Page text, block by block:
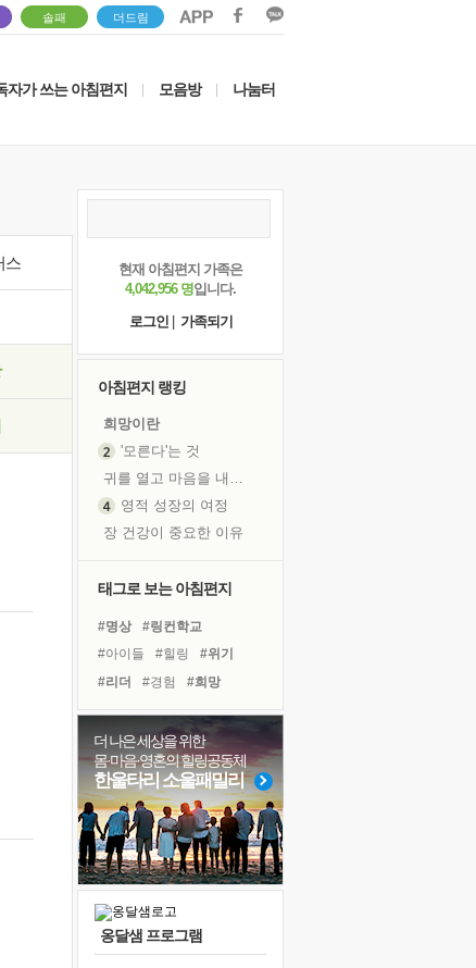
솔패 더드림
자가 쓰는 아침편지 모음방 나눔터
스
현재 아침편지 가족은
4,042,956 명입니다.
로그인
가족되기
아침편지 랭킹
희망이란
'모른다'는 것
귀를 열고 마음을 내어주고
영적 성장의 여정
장 건강이 중요한 이유
흙이 된 몸으로 출근하는 여자
꿈이 실제가 되는 것
'말 타는 법'을 먼저
아픈 아버지를 위한 공간 설계
졸업식 사진을 보며
극심한 변비, 어깨결림, 수면 장애
보고 싶은 어머니
마음이 멈춰 버린 곳
못된 꼰대들
태그로 보는 아침편지
#명상
#링컨학교
#아이들
#힐링
#위기
#리더
#경험
#희망
#친구
#바이러스
#독서
#나눔
#건강
#도움
#선택
#계획
#다짐
#사람
#극복
#독서캠프
#유튜브
더 나은 세상을 위한
몸·마음·영혼의 힐링공동체
한울타리 소울패밀리
옹달샘 프로그램